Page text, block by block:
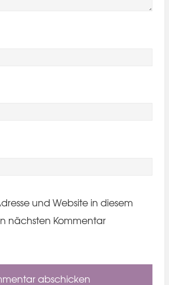
und Website in diesem
nächsten Kommentar